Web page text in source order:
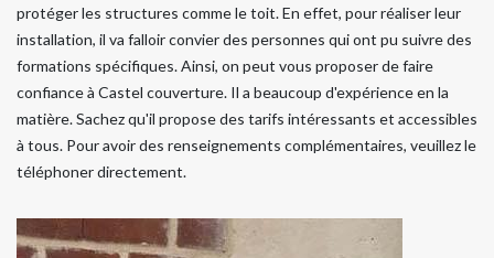
protéger les structures comme le toit. En effet, pour réaliser leur
installation, il va falloir convier des personnes qui ont pu suivre des
formations spécifiques. Ainsi, on peut vous proposer de faire
confiance à Castel couverture. Il a beaucoup d'expérience en la
matière. Sachez qu'il propose des tarifs intéressants et accessibles
à tous. Pour avoir des renseignements complémentaires, veuillez le
téléphoner directement.